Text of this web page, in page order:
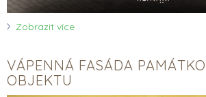
Zobrazit více
VÁPENNÁ FASÁDA
OBJEKTU